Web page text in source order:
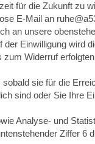
für die Zukunft zu
E-Mail an
an unsere
der Einwilligung wird
zum Widerruf
sie für die
sind oder Sie Ihre
Analyse- und
Ziffer 6